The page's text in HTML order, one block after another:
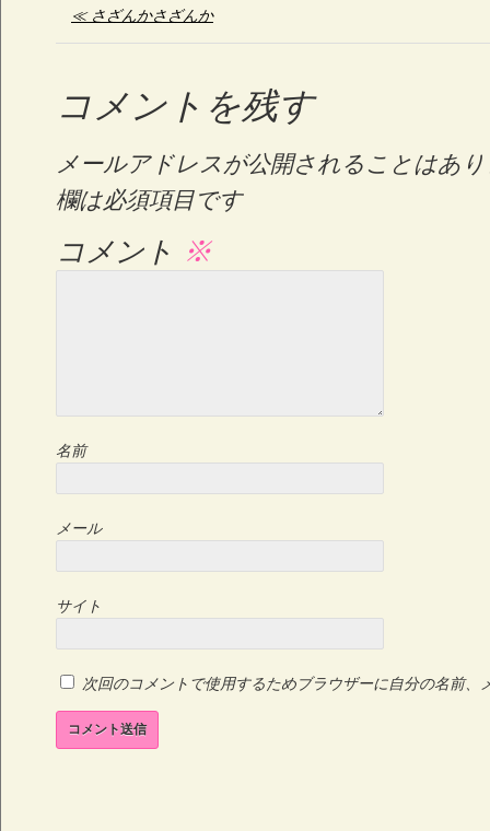
≪ さざんかさざんか
コメントを残す
メールアドレスが公開されることはあ
欄は必須項目です
コメント ※
名前
メール
サイト
次回のコメントで使用するためブラウザーに自分の名前、